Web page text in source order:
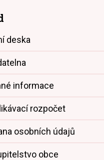
deska
informace
rozpočet
osobních údajů
obce